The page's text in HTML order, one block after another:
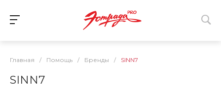
Главная / Помощь / Бренды / SINN7
SINN7